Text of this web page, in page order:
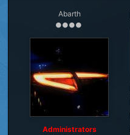
Abarth
Administrators